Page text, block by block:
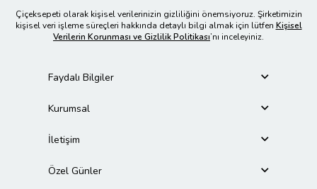
Çiçeksepeti olarak kişisel verilerinizin gizliliğini önemsiyoruz. Şirketimizin
kişisel veri işleme süreçleri hakkında detaylı bilgi almak için lütfen Kişisel
Verilerin Korunması ve Gizlilik Politikası’nı inceleyiniz.
Faydalı Bilgiler
Kurumsal
İletişim
Özel Günler